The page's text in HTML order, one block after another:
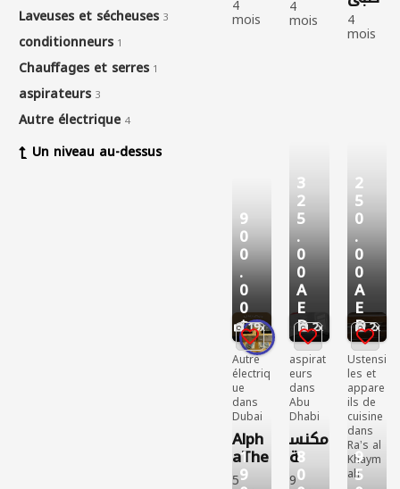
Laveuses et sécheuses 3
conditionneurs 1
Chauffages et serres 1
aspirateurs 3
Autre électrique 4
Un niveau au-dessus
4
mois ت
4
mois
nnes
ont vu
4
mois
perso
nnes
ont vu
9
0
0
.
0
0
$19
Autre
électriq
ue
dans
Dubai
Alph
aThe
ta
5
3
2
5
.
0
0
A
E
D2
aspirat
eurs
dans
Abu
Dhabi
مكنس
ة
روبوت
9
2
5
0
.
0
0
A
E
D2
Ustensi
les et
appare
ils de
cuisine
dans
Raʼs al
Khaym
ah
1
9
8
0
9
5